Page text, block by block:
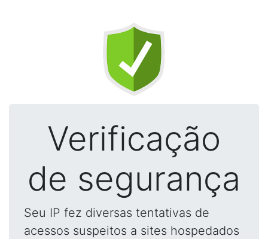
Verificação
de segurança
Seu IP fez diversas tentativas de
acessos suspeitos a sites hospedados